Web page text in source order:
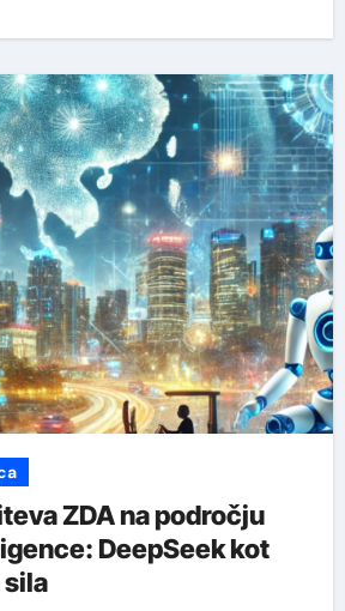
ZDA na področju
DeepSeek kot
sila